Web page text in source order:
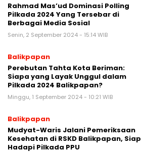
Rahmad Mas’ud Dominasi Polling
Pilkada 2024 Yang Tersebar di
Berbagai Media Sosial
Senin, 2 September 2024 - 15:14 WIB
Balikpapan
Perebutan Tahta Kota Beriman:
Siapa yang Layak Unggul dalam
Pilkada 2024 Balikpapan?
Minggu, 1 September 2024 - 10:21 WIB
Balikpapan
Mudyat-Waris Jalani Pemeriksaan
Kesehatan di RSKD Balikpapan, Siap
Hadapi Pilkada PPU